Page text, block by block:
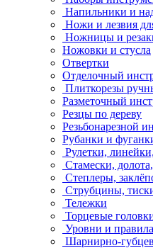
Напильники и
Ножи и лезвия
Ножницы и
Ножовки и стусла
Отвертки
Отделочный
Плиткорезы
Разметочный
Резцы по дереву
Резьбонарезной
Рубанки и
Рулетки,
Стамески,
Степлеры,
Струбцины,
Тележки
Торцевые
Уровни и правила
Шарнирно-